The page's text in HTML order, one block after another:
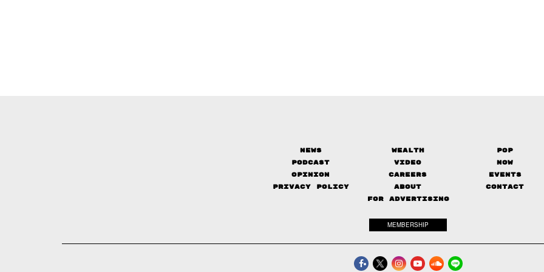
News Wealth
Pop
Podcast
Video
Now
Opinion
Careers
Events
Privacy Policy
About
Contact
FOR ADVERTISING
MEMBERSHIP